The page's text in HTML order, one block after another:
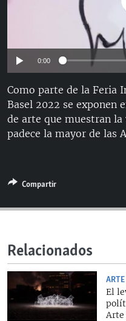
LA REALIDAD DE LA
SER VIEJO EN CUBA
KENTU-CUBANO
LOS SANTOS DE HIALEAH
LA INVASIÓN DE RUSIA A
MULTIMEDIA
EDITORIALES
SÍGUENOS
144p
0:00
Como parte de la Feria
Basel 2022 se exponen
de arte que muestran la
padece la mayor de las
Compartir
Relacionados
El